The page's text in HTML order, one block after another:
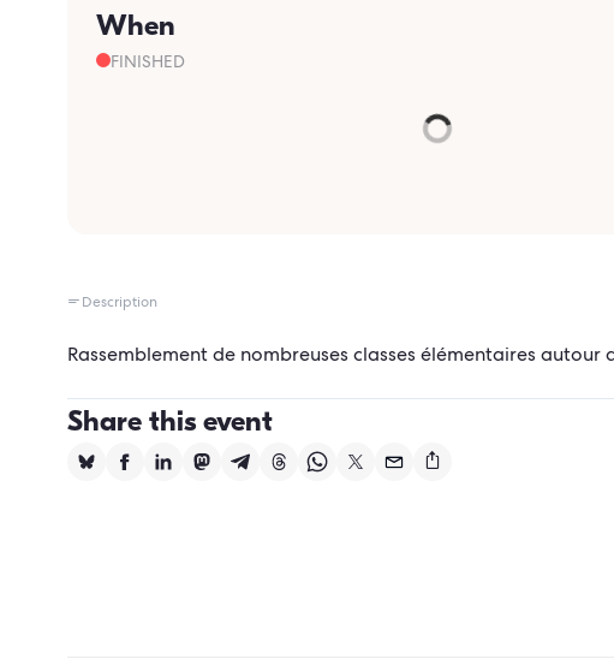
When
FINISHED
Description
Rassemblement de nombreuses classes élémentaires
Share this event